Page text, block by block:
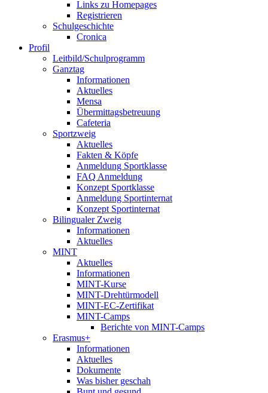
Links zu Homepages
Registrieren
Schulgeschichte
Cronica
Profil
Leitbild/Schulprogramm
Ganztag
Informationen
Aktuelles
Mensa
Übermittagsbetreuung
Cafeteria
Sportzweig
Aktuelles
Fakten & Köpfe
Anmeldung Sportklasse
FAQ Anmeldung
Konzept Sportklasse
Anmeldung Sportinternat
Konzept Sportinternat
Bilingualer Zweig
Informationen
Aktuelles
MINT
Aktuelles
Informationen
MINT-Kurse
MINT-Drehtürmodell
MINT-EC-Zertifikat
MINT-Camps
Berichte von MINT-Camps
Erasmus+
Informationen
Aktuelles
Dokumente
Was bisher geschah